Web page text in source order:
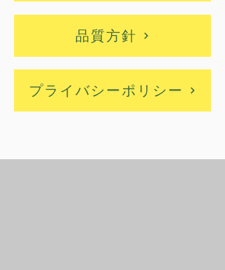
品質方針
プライバシーポリシー